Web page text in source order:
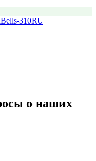
310RU
о наших